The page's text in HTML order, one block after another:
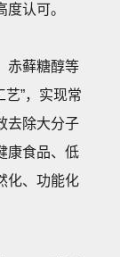
认可。
赤藓糖醇等
”，实现常
去除大分子
康食品、低
化、功能化